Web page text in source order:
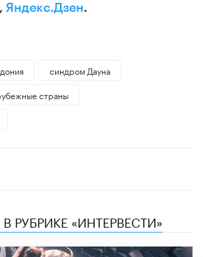
, Яндекс.Дзен.
синдром Дауна
страны
РУБРИКЕ «ИНТЕРВЕСТИ»